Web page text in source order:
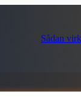
Sådan